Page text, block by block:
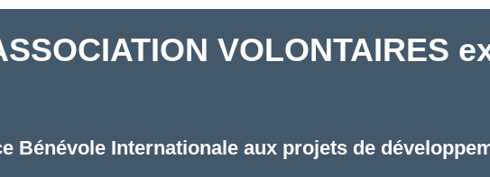
VOLONTAIRES
Bénévole Internationale aux projets de